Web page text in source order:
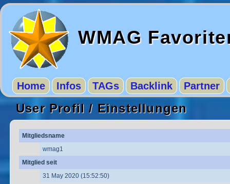
WMAG
Home Infos TAGs Backlink Partner
User Profil / Einstellungen
Mitgliedsname
wmag1
Mitglied seit
31 May 2020 (15:52:50)